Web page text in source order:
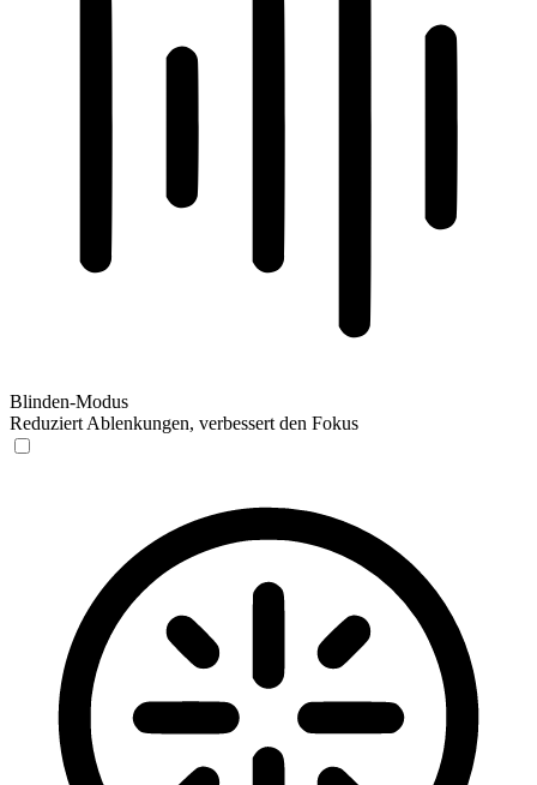
Blinden-Modus
Reduziert Ablenkungen, verbessert den Fokus